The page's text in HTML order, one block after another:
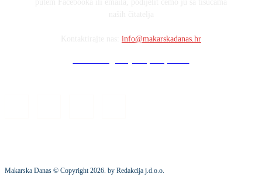
info@makarskadanas.hr
Makarska Danas © Copyright2026. by Redakcija j.d.o.o.